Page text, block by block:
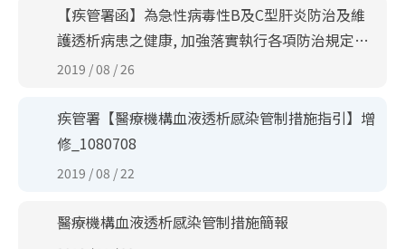
2019 / 08 / 26
【疾管署函】為急性病毒性B及C型肝炎防治及維
護透析病患之健康, 加強落實執行各項防治規定_1
080816函
2019 / 08 / 22
疾管署【醫療機構血液透析感染管制措施指引】增
修_1080708
醫療機構血液透析感染管制措施簡報